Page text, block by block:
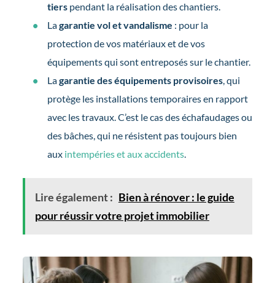
tiers pendant la réalisation des chantiers.
Lagarantie vol et vandalisme : pour la
protection de vos matériaux et de vos
équipements qui sont entreposés sur le chantier.
Lagarantie des équipements provisoires, qui
protège les installations temporaires en rapport
avec les travaux. C’est le cas des échafaudages ou
des bâches, qui ne résistent pas toujours bien
aux intempéries et aux accidents.
Lire également : Bien à rénover : le guide
pour réussir votre projet immobilier